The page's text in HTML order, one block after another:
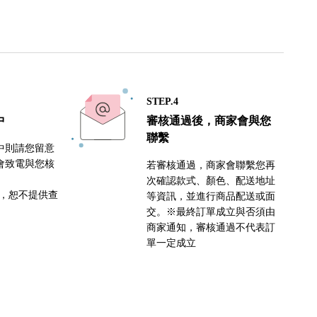
則請您留意
致電與您核
恕不提供查
STEP.4
審核通過後，商家會與您
聯繫
若審核通過，商家會聯繫您再
次確認款式、顏色、配送地址
等資訊，並進行商品配送或面
交。※最終訂單成立與否須由
商家通知，審核通過不代表訂
單一定成立